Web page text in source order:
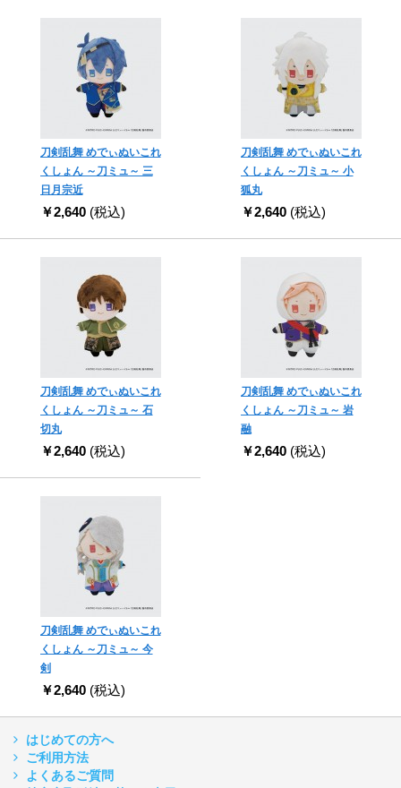
刀剣乱舞 めでぃぬいこれ
くしょん ～刀ミュ～ 三
日月宗近
￥2,640 (税込)
刀剣乱舞 めでぃぬいこれ
くしょん ～刀ミュ～ 小
狐丸
￥2,640 (税込)
刀剣乱舞 めでぃぬいこれ
くしょん ～刀ミュ～ 石
切丸
￥2,640 (税込)
刀剣乱舞 めでぃぬいこれ
くしょん ～刀ミュ～ 岩
融
￥2,640 (税込)
刀剣乱舞 めでぃぬいこれ
くしょん ～刀ミュ～ 今
剣
￥2,640 (税込)
はじめての方へ
ご利用方法
よくあるご質問